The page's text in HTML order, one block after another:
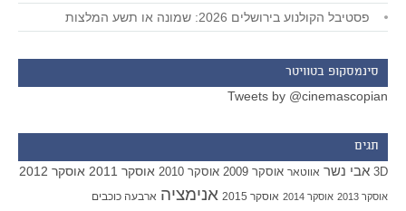
פסטיבל הקולנוע בירושלים 2026: שמונה או תשע המלצות
סינמסקופ בטוויטר
Tweets by @cinemascopian
תגים
3D אבי נשר אווטאר אוסקר 2009 אוסקר 2010 אוסקר 2011 אוסקר 2012
אוסקר 2013 אוסקר 2014 אוסקר 2015 אנימציה ארבעה כוכבים